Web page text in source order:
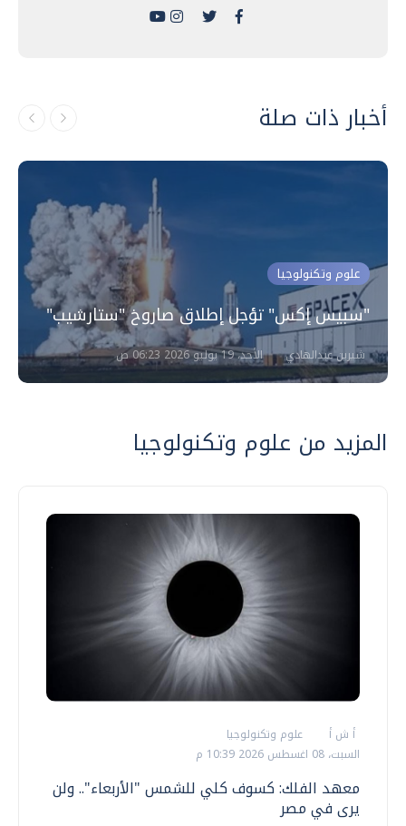
أخبار ذات صلة
علوم وتكنولوجيا
"سبيس إكس" تؤجل إطلاق صاروخ "ستارشيب"
شيرين عبدالهادي الأحد، 19 يوليو 2026 06:23 ص
المزيد من علوم وتكنولوجيا
أ ش أ
علوم وتكنولوجيا
السبت، 08 اغسطس 2026 10:39 م
معهد الفلك: كسوف كلي للشمس "الأربعاء".. ولن
يرى في مصر